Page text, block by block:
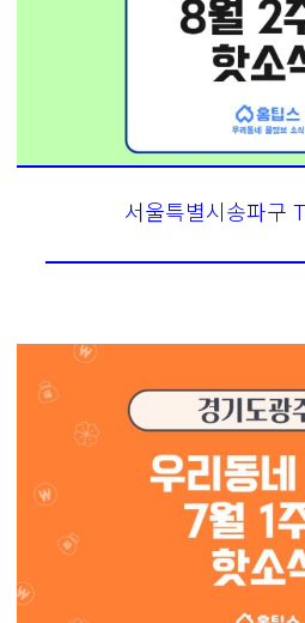
서울특별시송파구